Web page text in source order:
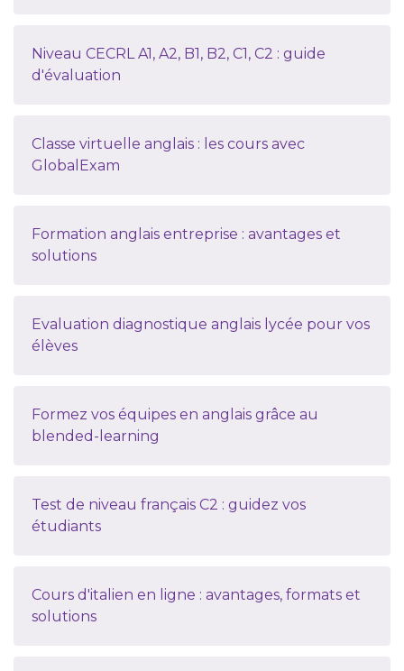
Niveau CECRL A1, A2, B1, B2, C1, C2 : guide
d'évaluation
Classe virtuelle anglais : les cours avec
GlobalExam
Formation anglais entreprise : avantages et
solutions
Evaluation diagnostique anglais lycée pour vos
élèves
Formez vos équipes en anglais grâce au
blended-learning
Test de niveau français C2 : guidez vos
étudiants
Cours d'italien en ligne : avantages, formats et
solutions